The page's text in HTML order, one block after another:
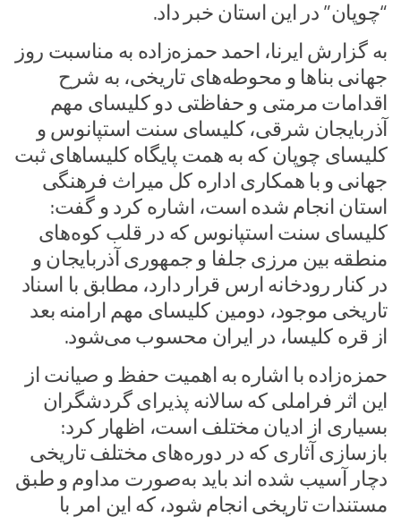
“چوپان” در این استان خبر داد.‌
به گزارش ایرنا، احمد حمزه‌زاده به مناسبت روز
جهانی بناها و محوطه‌های تاریخی، به شرح
اقدامات مرمتی و حفاظتی دو کلیسای مهم
آذربایجان شرقی، کلیسای سنت استپانوس و
کلیسای چوپان که به همت پایگاه کلیساهای ثبت
جهانی و با همکاری اداره کل میراث فرهنگی
استان انجام شده است، اشاره کرد و گفت:
کلیسای سنت استپانوس که در قلب کوه‌های
منطقه بین مرزی جلفا و جمهوری آذربایجان و
در کنار رودخانه ارس قرار دارد، مطابق با اسناد
تاریخی موجود، دومین کلیسای مهم ارامنه بعد
از قره کلیسا، در ایران محسوب می‌شود.‌
حمزه‌زاده با اشاره به اهمیت حفظ و صیانت از
این اثر فراملی که سالانه پذیرای گردشگران
بسیاری از ادیان مختلف است، اظهار کرد:
بازسازی آثاری که در دوره‌های مختلف تاریخی
دچار آسیب شده اند باید به‌صورت مداوم و طبق
مستندات تاریخی انجام شود، که این امر با